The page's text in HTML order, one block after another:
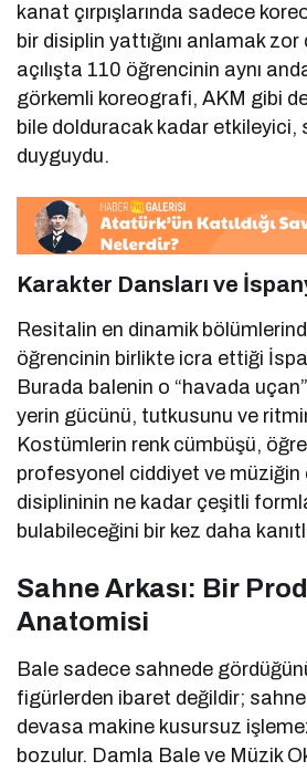
kanat çırpışlarında sadece
bir disiplin yattığını anlamak
açılışta 110 öğrencinin aynı
görkemli koreografi, AKM gibi
bile dolduracak kadar etkileyici,
duyguydu.
Karakter Dansları ve
Resitalin en dinamik
öğrencinin birlikte icra ettiği
Burada balenin o “havada
yerin gücünü, tutkusunu ve
Kostümlerin renk cümbüşü,
profesyonel ciddiyet ve müziğin
disiplininin ne kadar çeşitli
bulabileceğini bir kez daha
Sahne Arkası: Bir
Anatomisi
Bale sadece sahnede
figürlerden ibaret değildir;
devasa makine kusursuz
bozulur. Damla Bale ve Müzik